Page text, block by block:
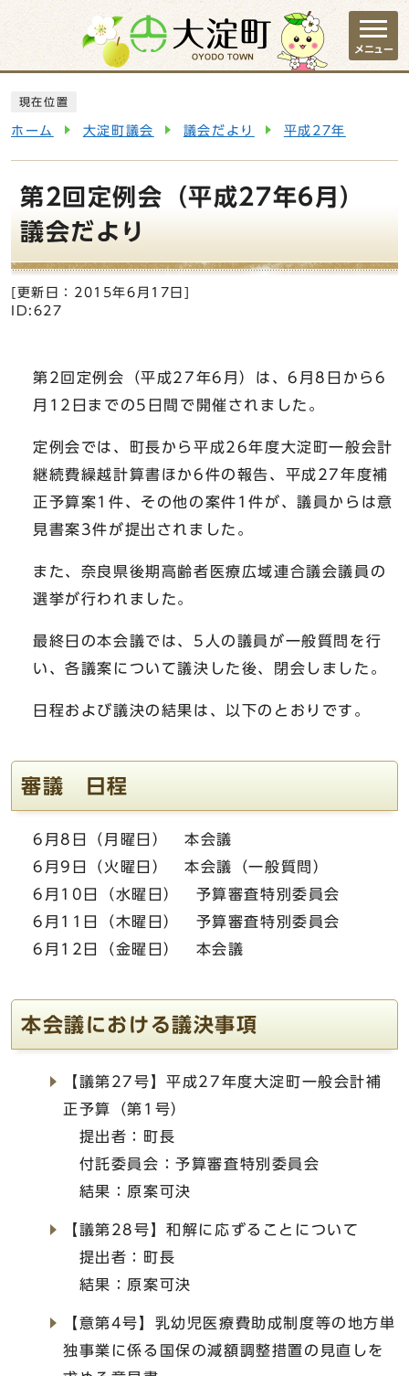
ページの先頭です
メニュー
現在位置
ホーム 大淀町議会 議会だより 平成27年
第2回定例会（平成27年6月）
議会だより
[更新日： 2015年6月17日
ID:627
第2回定例会（平成27年6月）は、6月8日から6
月12日までの5日間で開催されました。
定例会では、町長から平成26年度大淀町一般会計
継続費繰越計算書ほか6件の報告、平成27年度補
正予算案1件、その他の案件1件が、議員からは意
見書案3件が提出されました。
また、奈良県後期高齢者医療広域連合議会議員の
選挙が行われました。
最終日の本会議では、5人の議員が一般質問を行
い、各議案について議決した後、閉会しました。
日程および議決の結果は、以下のとおりです。
審議 日程
6月8日（月曜日） 本会議
6月9日（火曜日） 本会議（一般質問）
6月10日（水曜日） 予算審査特別委員会
6月11日（木曜日） 予算審査特別委員会
6月12日（金曜日） 本会議
本会議における議決事項
【議第27号】平成27年度大淀町一般会計補
正予算（第1号）
提出者：町長
付託委員会：予算審査特別委員会
結果：原案可決
【議第28号】和解に応ずることについて
提出者：町長
結果：原案可決
【意第4号】乳幼児医療費助成制度等の地方単
独事業に係る国保の減額調整措置の見直しを